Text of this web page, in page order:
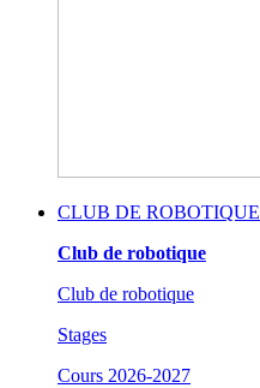
CLUB DE ROBOTIQUE
Club de robotique
Club de robotique
Stages
Cours 2026-2027